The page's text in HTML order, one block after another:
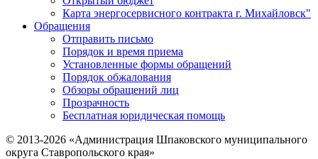
Карта энергосервисного контракта г. Михайловск"
Обращения
Отправить письмо
Порядок и время приема
Установленные формы обращений
Порядок обжалования
Обзоры обращений лиц
Прозрачность
Бесплатная юридическая помощь
© 2013-2026 «Администрация Шпаковского муниципального
округа Ставропольского края»